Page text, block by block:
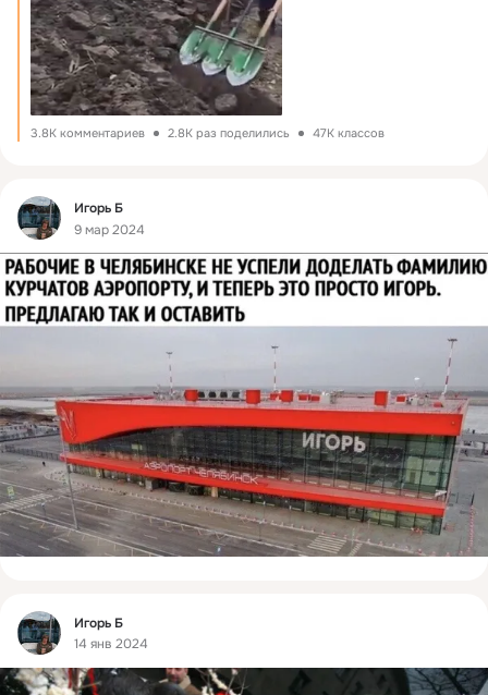
3.8K комментариев 2.8K раз поделились 47K классов
Фид
Игорь Б
9 мар 2024
Фид
Игорь Б
14 янв 2024